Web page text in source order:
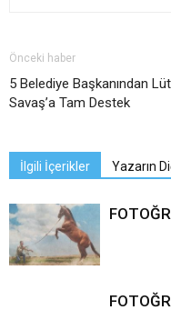
Önceki haber
5 Belediye Başkanından
Savaş’a Tam Destek
İlgili İçerikler Yazarın